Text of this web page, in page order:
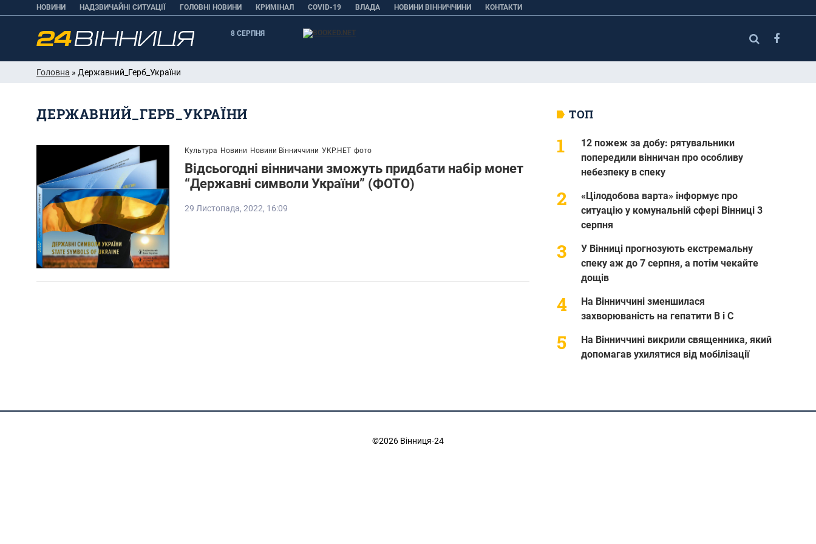
НОВИНИ НАДЗВИЧАЙНІ СИТУАЦІЇ ГОЛОВНІ НОВИНИ КРИМІНАЛ COVID-19 ВЛАДА НОВИНИ ВІННИЧЧИНИ КОНТАКТИ
8 СЕРПНЯ
Головна » Державний_Герб_України
ДЕРЖАВНИЙ_ГЕРБ_УКРАЇНИ
Культура Новини Новини Вінниччини УКР.НЕТ фото
Відсьогодні вінничани зможуть придбати набір монет
“Державні символи України” (ФОТО)
29 Листопада, 2022, 16:09
ТОП
12 пожеж за добу: рятувальники
попередили вінничан про особливу
небезпеку в спеку
«Цілодобова варта» інформує про
ситуацію у комунальній сфері Вінниці 3
серпня
У Вінниці прогнозують екстремальну
спеку аж до 7 серпня, а потім чекайте
дощів
На Вінниччині зменшилася
захворюваність на гепатити В і С
На Вінниччині викрили священника, який
допомагав ухилятися від мобілізації
©2026 Вінниця-24